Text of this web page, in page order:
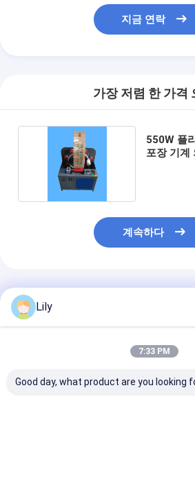
지금 연락
가장 저렴 한 가격
550W 플
포장 기계
계속하다
추천된 제품
Lily
7:33 PM
Good day, what product are you looking